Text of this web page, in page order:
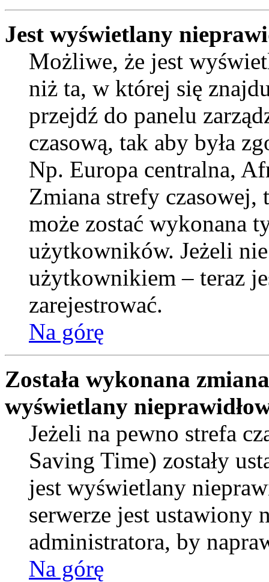
Jest wyświetlany
Możliwe, że jest
niż ta, w której się
przejdź do panelu
czasową, tak aby była
Np. Europa centralna,
Zmiana strefy
może zostać wykonana
użytkowników. Jeżeli
użytkownikiem – teraz
zarejestrować.
Na górę
Została wykonana
wyświetlany
Jeżeli na pewno strefa
Saving Time) zostały
jest wyświetlany
serwerze jest ustawiony
administratora, by
Na górę